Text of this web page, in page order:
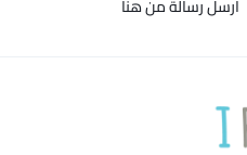
ارسل رسالة من هنا